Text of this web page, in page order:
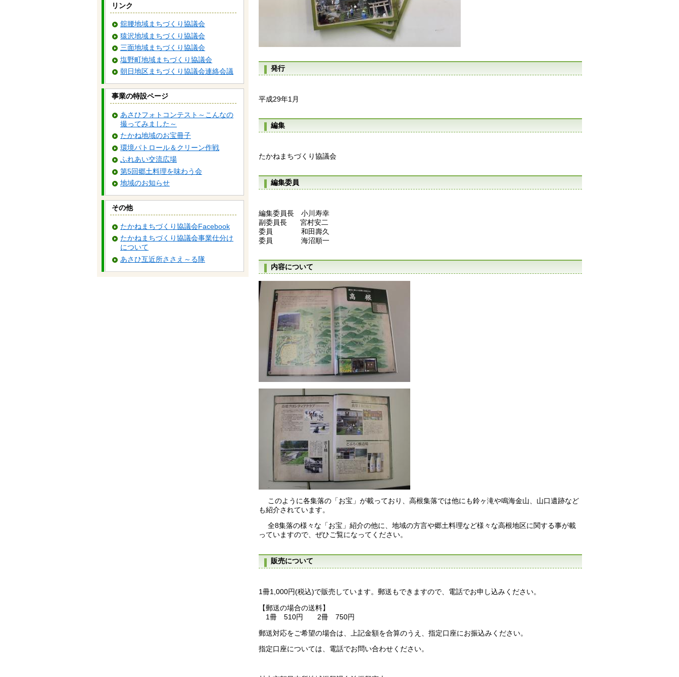
発行
平成29年1月
編集
たかねまちづくり協議会
編集委員
編集委員長 小川寿幸
副委員長 宮村安二
委員 和田壽久
委員 海沼順一
内容について
このように各集落の「お宝」が載っており、高根集落では他にも鈴ヶ滝や鳴海金山、山口遺跡など
も紹介されています。
全8集落の様々な「お宝」紹介の他に、地域の方言や郷土料理など様々な高根地区に関する事が載
っていますので、ぜひご覧になってください。
販売について
1冊1,000円(税込)で販売しています。郵送もできますので、電話でお申し込みください。
【郵送の場合の送料】
1冊 510円 2冊 750円
郵送対応をご希望の場合は、上記金額を合算のうえ、指定口座にお振込みください。
指定口座については、電話でお問い合わせください。
リンク
舘腰地域まちづくり協議会
猿沢地域まちづくり協議会
三面地域まちづくり協議会
塩野町地域まちづくり協議会
朝日地区まちづくり協議会連絡会議
事業の特設ページ
あさひフォトコンテスト～こんなの
撮ってみました～
たかね地域のお宝冊子
環境パトロール＆クリーン作戦
ふれあい交流広場
第5回郷土料理を味わう会
地域のお知らせ
その他
たかねまちづくり協議会Facebook
たかねまちづくり協議会事業仕分け
について
あさひ互近所ささえ～る隊